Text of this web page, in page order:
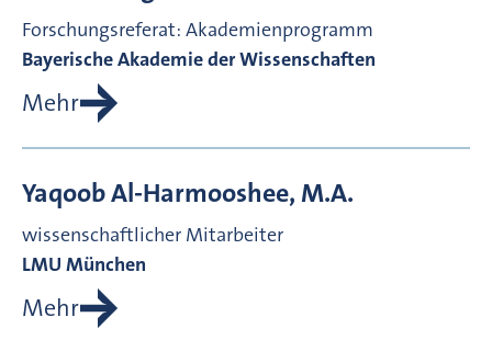
Forschungsreferat: Akademienprogramm
Bayerische Akademie der Wissenschaften
Mehr
YaqoobAl-Harmooshee, M.A.
wissenschaftlicher Mitarbeiter
LMU München
Mehr